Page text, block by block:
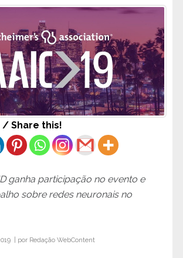
Share this!
ganha participação no evento e
sobre redes neuronais no
| por Redação WebContent